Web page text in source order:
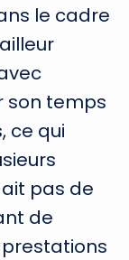
le cadre
son temps
ce qui
pas de
de